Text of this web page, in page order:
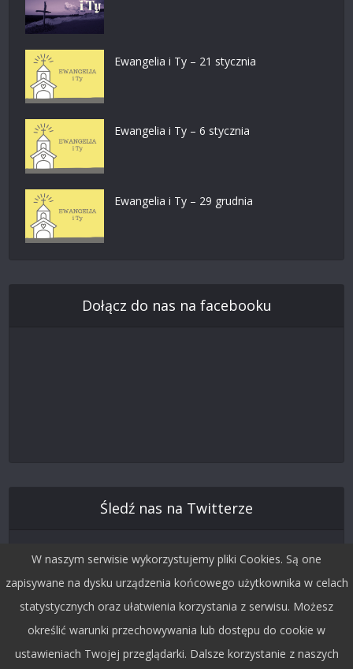
Ewangelia i Ty – 21 stycznia
Ewangelia i Ty – 6 stycznia
Ewangelia i Ty – 29 grudnia
Dołącz do nas na facebooku
Śledź nas na Twitterze
W naszym serwisie wykorzystujemy pliki Cookies. Są one
zapisywane na dysku urządzenia końcowego użytkownika w celach
statystycznych oraz ułatwienia korzystania z serwisu. Możesz
określić warunki przechowywania lub dostępu do cookie w
ustawieniach Twojej przeglądarki. Dalsze korzystanie z naszych